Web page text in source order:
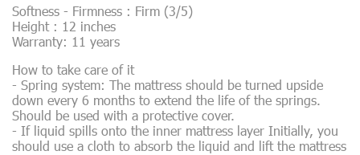
Softness - Firmness : Firm (3/5)
Height : 12 inches
Warranty: 11 years
How to take care of it
- Spring system: The mattress should be turned upside
down every 6 months to extend the life of the springs.
Should be used with a protective cover.
- If liquid spills onto the inner mattress layer Initially, you
should use a cloth to absorb the liquid and lift the mattress